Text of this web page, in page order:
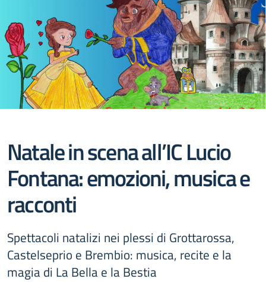
Natale in scena all’IC Lucio
Fontana: emozioni, musica e
racconti
Spettacoli natalizi nei plessi di Grottarossa,
Castelseprio e Brembio: musica, recite e la
magia di La Bella e la Bestia